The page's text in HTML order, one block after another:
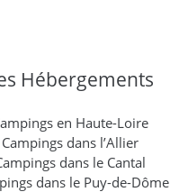
Hébergements
en Haute-Loire
Campings dans l’Allier
dans le Cantal
dans le Puy-de-Dôme